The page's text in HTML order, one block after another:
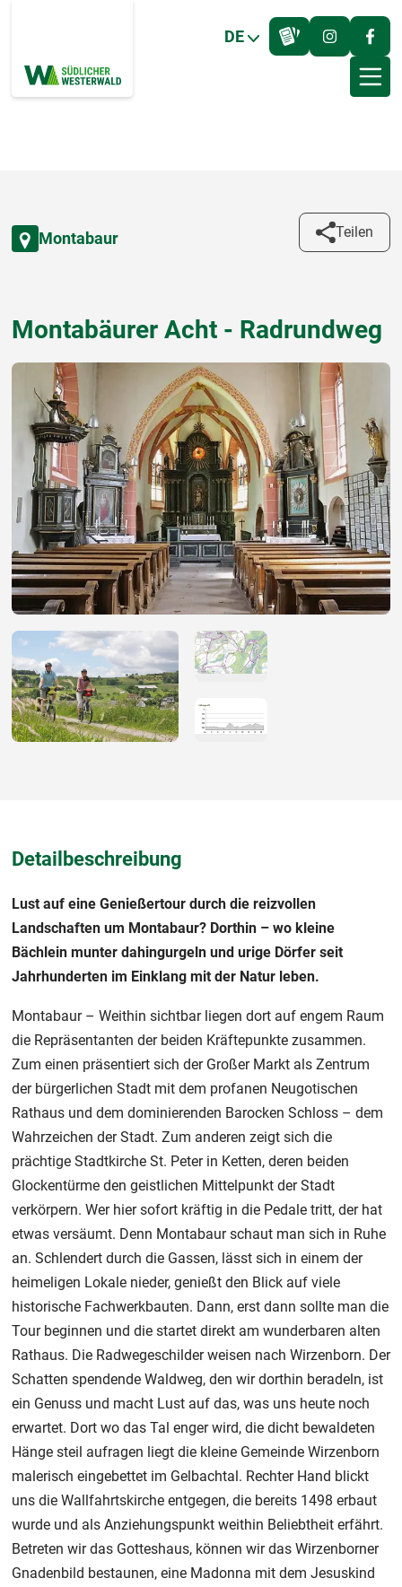
DE
Montabaur Teilen
Montabäurer Acht - Radrundweg
Detailbeschreibung
Lust auf eine Genießertour durch die reizvollen
Landschaften um Montabaur? Dorthin – wo kleine
Bächlein munter dahingurgeln und urige Dörfer seit
Jahrhunderten im Einklang mit der Natur leben.
Montabaur – Weithin sichtbar liegen dort auf engem Raum
die Repräsentanten der beiden Kräftepunkte zusammen.
Zum einen präsentiert sich der Großer Markt als Zentrum
der bürgerlichen Stadt mit dem profanen Neugotischen
Rathaus und dem dominierenden Barocken Schloss – dem
Wahrzeichen der Stadt. Zum anderen zeigt sich die
prächtige Stadtkirche St. Peter in Ketten, deren beiden
Glockentürme den geistlichen Mittelpunkt der Stadt
verkörpern. Wer hier sofort kräftig in die Pedale tritt, der hat
etwas versäumt. Denn Montabaur schaut man sich in Ruhe
an. Schlendert durch die Gassen, lässt sich in einem der
heimeligen Lokale nieder, genießt den Blick auf viele
historische Fachwerkbauten. Dann, erst dann sollte man die
Tour beginnen und die startet direkt am wunderbaren alten
Rathaus. Die Radwegeschilder weisen nach Wirzenborn. Der
Schatten spendende Waldweg, den wir dorthin beradeln, ist
ein Genuss und macht Lust auf das, was uns heute noch
erwartet. Dort wo das Tal enger wird, die dicht bewaldeten
Hänge steil aufragen liegt die kleine Gemeinde Wirzenborn
malerisch eingebettet im Gelbachtal. Rechter Hand blickt
uns die Wallfahrtskirche entgegen, die bereits 1498 erbaut
wurde und als Anziehungspunkt weithin Beliebtheit erfährt.
Betreten wir das Gotteshaus, können wir das Wirzenborner
Gnadenbild bestaunen, eine Madonna mit dem Jesuskind